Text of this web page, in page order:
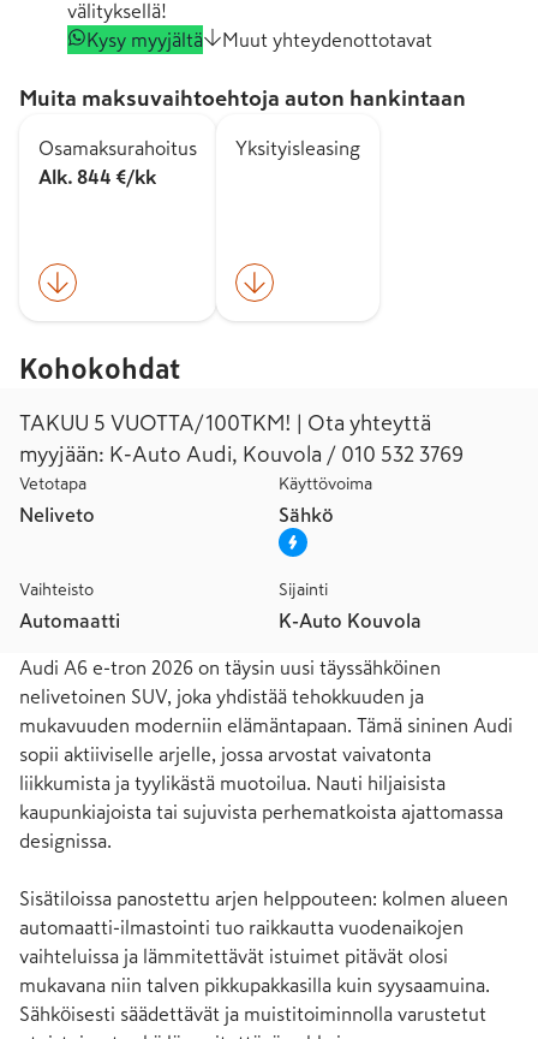
välityksellä!
Kysy myyjältä
Muut yhteydenottotavat
Muita maksuvaihtoehtoja auton hankintaan
Osamaksurahoitus
Alk. 844 €/kk
Yksityisleasing
Kohokohdat
TAKUU 5 VUOTTA/100TKM! | Ota yhteyttä
myyjään: K-Auto Audi, Kouvola / 010 532 3769
Vetotapa
Neliveto
Käyttövoima
Sähkö
Vaihteisto
Automaatti
Sijainti
K-Auto Kouvola
Audi A6 e-tron 2026 on täysin uusi täyssähköinen
nelivetoinen SUV, joka yhdistää tehokkuuden ja
mukavuuden moderniin elämäntapaan. Tämä sininen Audi
sopii aktiiviselle arjelle, jossa arvostat vaivatonta
liikkumista ja tyylikästä muotoilua. Nauti hiljaisista
kaupunkiajoista tai sujuvista perhematkoista ajattomassa
designissa.
Sisätiloissa panostettu arjen helppouteen: kolmen alueen
automaatti-ilmastointi tuo raikkautta vuodenaikojen
vaihteluissa ja lämmitettävät istuimet pitävät olosi
mukavana niin talven pikkupakkasilla kuin syysaamuina.
Sähköisesti säädettävät ja muistitoiminnolla varustetut